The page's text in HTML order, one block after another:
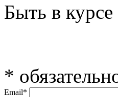
Быть в
*
Email*